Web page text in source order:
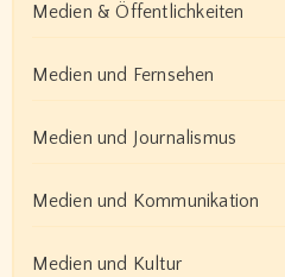
Medien & Öffentlichkeiten
Medien und Fernsehen
Medien und Journalismus
Medien und Kommunikation
Medien und Kultur